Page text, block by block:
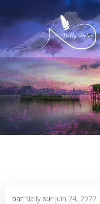
par Nelly sur juin 24, 2022